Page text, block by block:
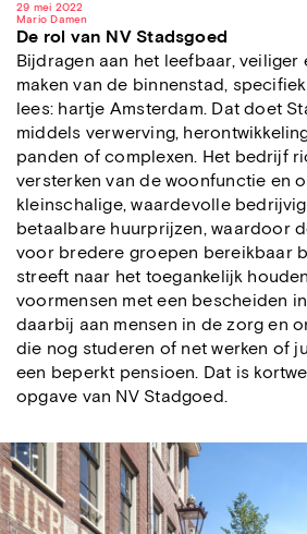
29 mei 2022
Mario Damen
De rol van NV Stadsgoed
Bijdragen aan het leefbaar, veiliger
maken van de binnenstad,
lees: hartje Amsterdam. Dat doet
middels verwerving,
panden of complexen. Het bedrijf
versterken van de woonfunctie en
kleinschalige, waardevolle
betaalbare huurprijzen, waardoor
voor bredere groepen bereikbaar
streeft naar het toegankelijk
voormensen met een bescheiden
daarbij aan mensen in de zorg en
die nog studeren of net werken of
een beperkt pensioen. Dat is
opgave van NV Stadgoed.